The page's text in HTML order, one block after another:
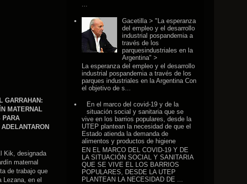
GARRAHAN:
MATERNAL
PARA
Kik, designada
maternal
de trabajo que
Lezana, en el
...
Gacetilla > "La esperanza
del empleo y el desarrollo
industrial pospandemia a
través de los
parquesindustriales en la
Argentina" >
La esperanza del empleo y el desarrollo
industrial pospandemia a través de los
parques industriales en la Argentina Con
el objetivo de s...
En el marco del covid-19 y de la
situación social y sanitaria que se
vive en los barrios populares, desde la
UTEP plantean la necesidad de que el
Estado atienda la demanda de
alimentos y productos de higiene
EN EL MARCO DEL COVID-19 Y DE
LA SITUACIÓN SOCIAL Y SANITARIA
QUE SE VIVE EL LOS BARRIOS
POPULARES, DESDE LA UTEP
PLANTEAN LA NECESIDAD DE ...